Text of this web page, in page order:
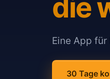
die
Eine App
30 Tage